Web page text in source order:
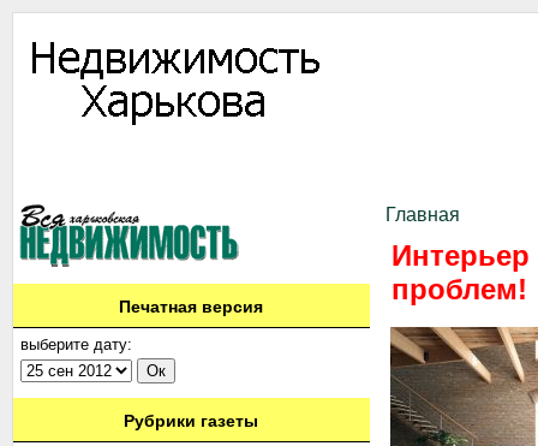
Печатная версия
выберите дату:
Рубрики газеты
Главная
проблем!